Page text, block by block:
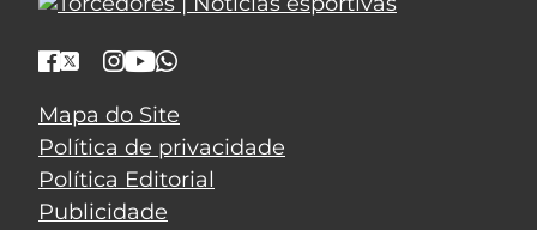
Mapa do Site
Política de privacidade
Política Editorial
Publicidade